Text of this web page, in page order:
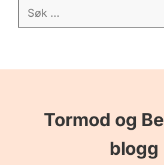
Søk
Tormod og
blogg